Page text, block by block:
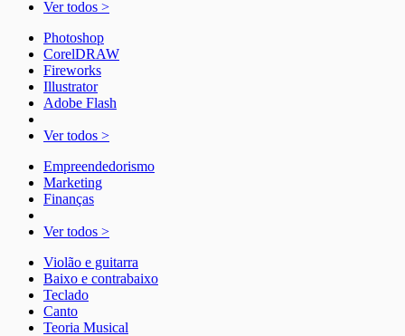
Ver todos >
Photoshop
CorelDRAW
Fireworks
Illustrator
Adobe Flash
Ver todos >
Empreendedorismo
Marketing
Finanças
Ver todos >
Violão e guitarra
Baixo e contrabaixo
Teclado
Canto
Teoria Musical